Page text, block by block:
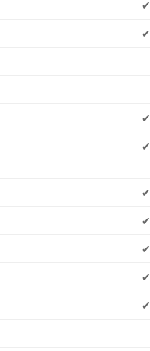
✔
✔
✔
✔
✔
✔
✔
✔
✔